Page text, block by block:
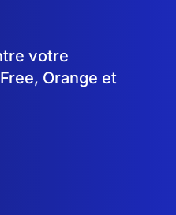
votre
Orange et